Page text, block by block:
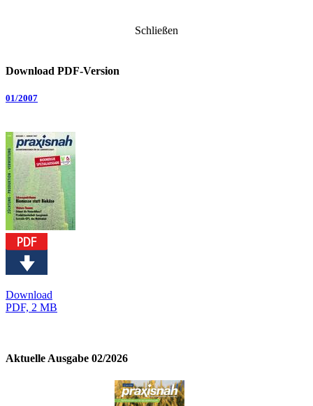
Schließen
Download PDF-Version
01/2007
Download
PDF, 2 MB
Aktuelle Ausgabe 02/2026